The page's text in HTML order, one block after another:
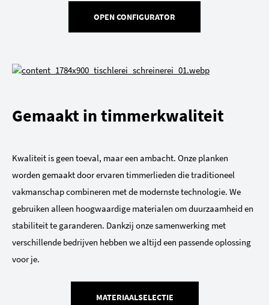
OPEN CONFIGURATOR
Gemaakt in timmerkwaliteit
Kwaliteit is geen toeval, maar een ambacht. Onze planken
worden gemaakt door ervaren timmerlieden die traditioneel
vakmanschap combineren met de modernste technologie. We
gebruiken alleen hoogwaardige materialen om duurzaamheid en
stabiliteit te garanderen. Dankzij onze samenwerking met
verschillende bedrijven hebben we altijd een passende oplossing
voor je.
MATERIAALSELECTIE